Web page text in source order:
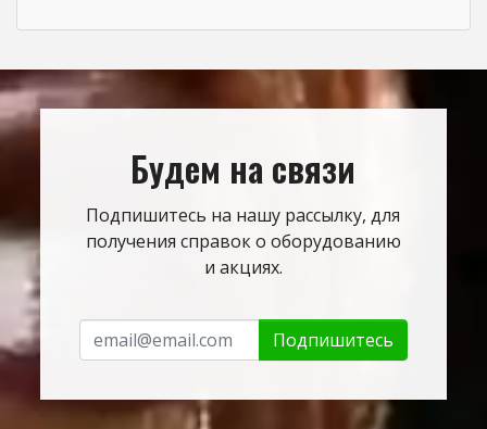
Будем на связи
Подпишитесь на нашу рассылку, для
получения справок о оборудованию
и акциях.
Подпишитесь